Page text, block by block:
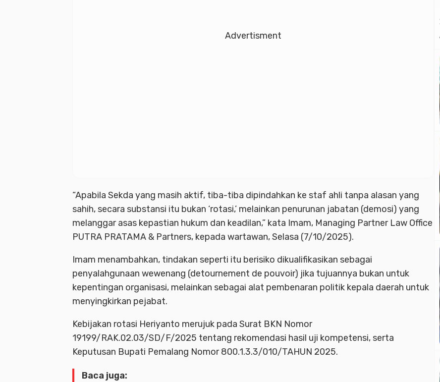
Advertisment
“Apabila Sekda yang masih aktif, tiba-tiba dipindahkan ke staf ahli tanpa alasan yang
sahih, secara substansi itu bukan ‘rotasi,’ melainkan penurunan jabatan (demosi) yang
melanggar asas kepastian hukum dan keadilan,” kata Imam, Managing Partner Law Office
PUTRA PRATAMA & Partners, kepada wartawan, Selasa (7/10/2025).
Imam menambahkan, tindakan seperti itu berisiko dikualifikasikan sebagai
penyalahgunaan wewenang (detournement de pouvoir) jika tujuannya bukan untuk
kepentingan organisasi, melainkan sebagai alat pembenaran politik kepala daerah untuk
menyingkirkan pejabat.
Kebijakan rotasi Heriyanto merujuk pada Surat BKN Nomor
19199/RAK.02.03/SD/F/2025 tentang rekomendasi hasil uji kompetensi, serta
Keputusan Bupati Pemalang Nomor 800.1.3.3/010/TAHUN 2025.
Baca juga: